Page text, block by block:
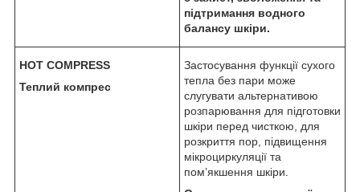
підтримання водного
балансу шкіри.
HOT COMPRESS
Теплий компрес
Застосування функції сухого
тепла без пари може
слугувати альтернативою
розпарювання для підготовки
шкіри перед чисткою, для
розкриття пор, підвищення
мікроциркуляції та
пом’якшення шкіри.